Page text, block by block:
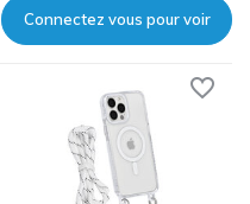
Connectez vous pour voir